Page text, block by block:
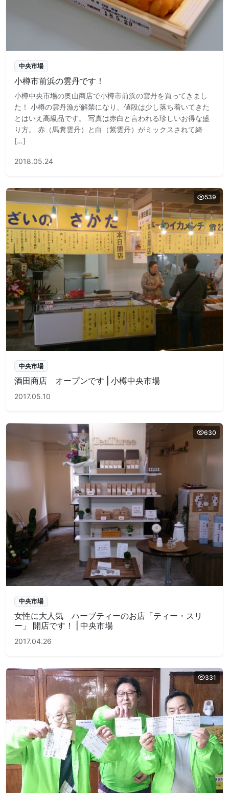
中央市場
小樽市前浜の雲丹です！
小樽中央市場の奥山商店で小樽市前浜の雲丹を買ってきまし
た！ 小樽の雲丹漁が解禁になり、値段は少し落ち着いてきた
とはいえ高級品です。 写真は赤白と言われる珍しいお得な盛
り方。 赤（馬糞雲丹）と白（紫雲丹）がミックスされて綺
[…]
2018.05.24
539
中央市場
酒田商店 オープンです | 小樽中央市場
2017.05.10
630
中央市場
女性に大人気 ハーブティーのお店「ティー・スリ
ー」 開店です！ | 中央市場
2017.04.26
331